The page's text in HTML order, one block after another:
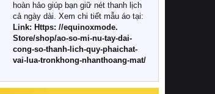
Khác với các dòng sản phẩm thông
thường, những bộ chăn ga gối đệm
cao cấp trải qua quy trình sản xuất
nghiêm ngặt từ khâu chọn lọc nguyên
liệu tự nhiên đến công nghệ dệt
nhuộm hiện đại không chứa hóa chất
này, bạn sẽ cảm nhận rõ rệt sự khác
hoàn hảo giúp bạn giữ nét thanh lịch
cả ngày dài. Xem chi tiết mẫu áo tại:
Link: Https: //equinoxmode.
Store/shop/ao-so-mi-nu-tay-dai-
cong-so-thanh-lich-quy-phaichat-
vai-lua-tronkhong-nhanthoang-mat/